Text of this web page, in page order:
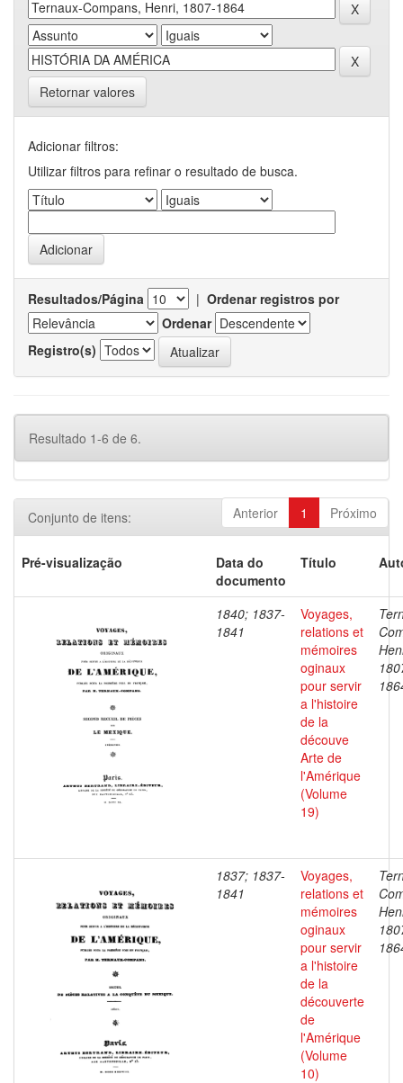
Retornar valores
Adicionar filtros:
Utilizar filtros para refinar o resultado de busca.
Resultados/Página | Ordenar registros por
Ordenar
Registro(s)
Resultado 1-6 de 6.
Anterior 1 Próximo
Conjunto de itens:
Pré-visualização
Data do
documento
Título
1840; 1837-
1841
Voyages,
relations et
mémoires
oginaux
pour servir
a l'histoire
de la
découve
Arte de
l'Amérique
(Volume
19)
1837; 1837-
1841
Voyages,
relations et
mémoires
oginaux
pour servir
a l'histoire
de la
découverte
de
l'Amérique
(Volume
10)